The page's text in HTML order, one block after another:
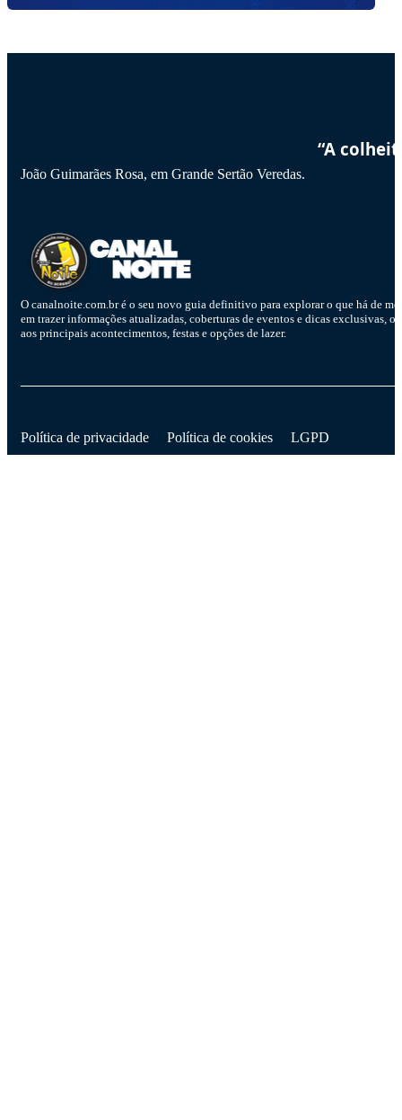
“A
João Guimarães Rosa, em Grande Sertão Veredas.
O canalnoite.com.br é o seu novo guia definitivo para explorar o que há de
em trazer informações atualizadas, coberturas de eventos e dicas exclusivas,
aos principais acontecimentos, festas e opções de lazer.
Política de privacidade Política de cookies LGPD